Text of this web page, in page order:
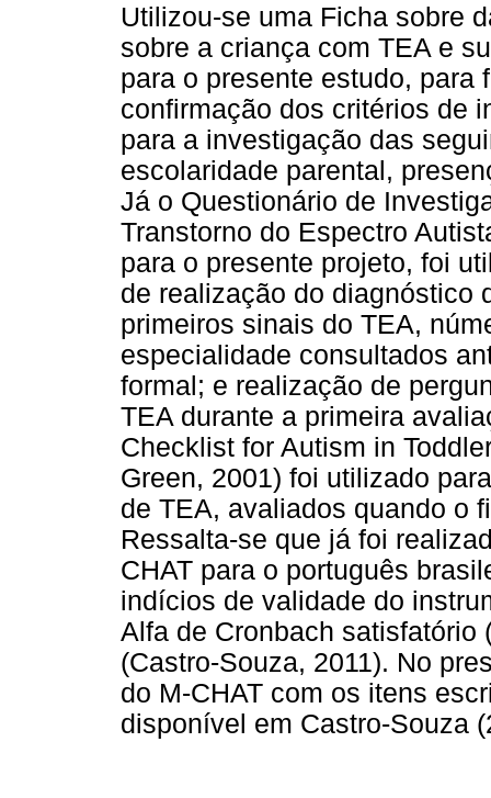
Utilizou-se uma Ficha sobre
sobre a criança com TEA e
para o presente estudo, para
confirmação dos critérios de
para a investigação das
escolaridade parental,
Já o Questionário de
Transtorno do Espectro
para o presente projeto, foi
de realização do diagnóstico
primeiros sinais do TEA,
especialidade consultados
formal; e realização de
TEA durante a primeira
Checklist for Autism in
Green, 2001) foi utilizado
de TEA, avaliados quando o
Ressalta-se que já foi
CHAT para o português
indícios de validade do
Alfa de Cronbach satisfatório
(Castro-Souza, 2011). No
do M-CHAT com os itens
disponível em Castro-Souza